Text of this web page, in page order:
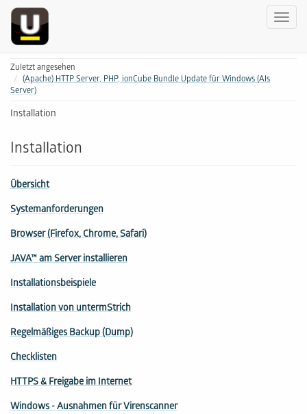
Zuletzt angesehen
(Apache) HTTP Server, PHP, ionCube Bundle Update für Windows (Als
Server)
Installation
Installation
Übersicht
Systemanforderungen
Browser (Firefox, Chrome, Safari)
JAVA™ am Server installieren
Installationsbeispiele
Installation von untermStrich
Regelmäßiges Backup (Dump)
Checklisten
HTTPS & Freigabe im Internet
Windows - Ausnahmen für Virenscanner